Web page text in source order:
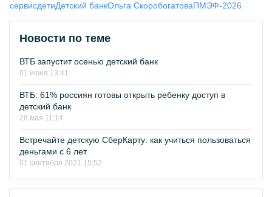
сервисдетиДетский банкОльга СкоробогатоваПМЭФ-2026
Новости по теме
ВТБ запустит осенью детский банк
01 июня 13:41
ВТБ: 61% россиян готовы открыть ребенку доступ в
детский банк
28 мая 11:14
Встречайте детскую СберКарту: как учиться пользоваться
деньгами с 6 лет
01 сентября 2021 15:52